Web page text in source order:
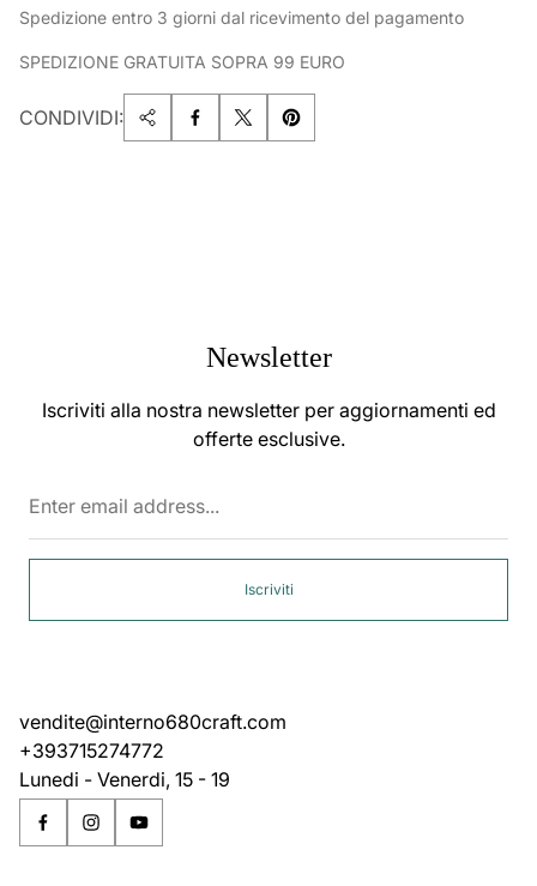
Spedizione entro 3 giorni dal ricevimento del pagamento
SPEDIZIONE GRATUITA SOPRA 99 EURO
CONDIVIDI:
Newsletter
Iscriviti alla nostra newsletter per aggiornamenti ed
offerte esclusive.
Iscriviti
vendite@interno680craft.com
+393715274772
Lunedi - Venerdi, 15 - 19